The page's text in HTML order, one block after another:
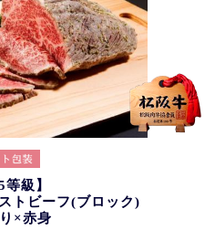
等級】
トビーフ(ブロック)
×赤身